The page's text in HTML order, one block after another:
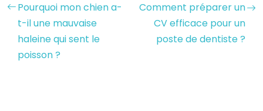
Pourquoi mon chien a-
t-il une mauvaise
haleine qui sent le
poisson ?
Comment préparer un
CV efficace pour un
poste de dentiste ?